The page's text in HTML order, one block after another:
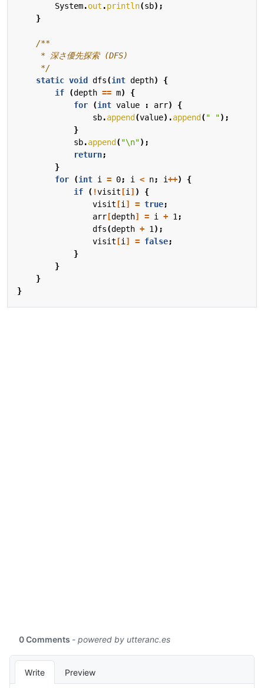
System.out .println(sb);
}
     */
static void dfs(int depth)
{
if
(depth == m)
{
for
(int value : arr)
{
sb.append (value).append (" ");
}
sb.append ("\n");
return;
}
for
(int i = 0; i < n; i++)
{
if
( !visit [i ] )
{
visit [i ] = true;
arr [depth] = i + 1 ;
dfs(depth + 1 );
visit [i ] = false;
}
}
}
}